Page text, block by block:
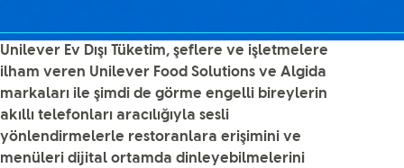
Unilever Ev Dışı Tüketim, şeflere ve işletmelere
ilham veren Unilever Food Solutions ve Algida
markaları ile şimdi de görme engelli bireylerin
akıllı telefonları aracılığıyla sesli
yönlendirmelerle restoranlara erişimini ve
menüleri dijital ortamda dinleyebilmelerini